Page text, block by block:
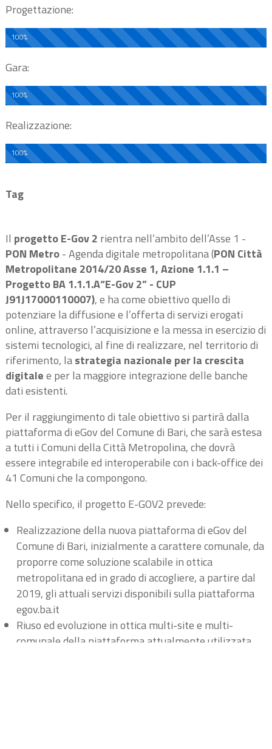
Progettazione:
100%
Gara:
100%
Realizzazione:
100%
Tag
Il progetto E-Gov 2 rientra nell’ambito dell’Asse 1 -
PON Metro- Agenda digitale metropolitana (PON Città
Metropolitane 2014/20 Asse 1, Azione 1.1.1 –
Progetto BA 1.1.1.A“E-Gov 2” - CUP
J91J17000110007), e ha come obiettivo quello di
potenziare la diffusione e l’offerta di servizi erogati
online, attraverso l’acquisizione e la messa in esercizio di
sistemi tecnologici, al fine di realizzare, nel territorio di
riferimento, lastrategia nazionale per la crescita
digitalee per la maggiore integrazione delle banche
dati esistenti.
Per il raggiungimento di tale obiettivo si partirà dalla
piattaforma di eGov del Comune di Bari, che sarà estesa
a tutti i Comuni della Città Metropolina, che dovrà
essere integrabile ed interoperabile con i back-office dei
41 Comuni che la compongono.
Nello specifico, il progetto E-GOV2 prevede:
Realizzazione della nuova piattaforma di eGov del
Comune di Bari, inizialmente a carattere comunale, da
proporre come soluzione scalabile in ottica
metropolitana ed in grado di accogliere, a partire dal
2019, gli attuali servizi disponibili sulla piattaforma
egov.ba.it
Riuso ed evoluzione in ottica multi-site e multi-
comunale della piattaforma attualmente utilizzata